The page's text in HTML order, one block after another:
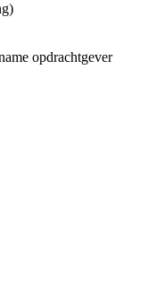
opdrachtgever